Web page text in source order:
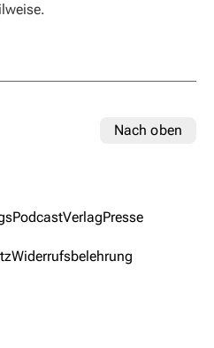
Nach oben
PodcastVerlagPresse
Widerrufsbelehrung